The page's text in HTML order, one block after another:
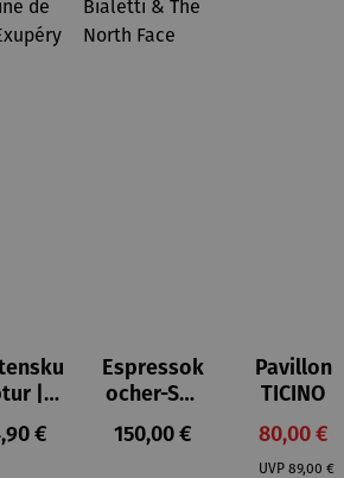
|
Preis:
€
Espressok
ocher-Set
7-tlg. |
Limited
Regulärer Preis:
150,00 €
Pavillon
TICINO
80,00 €
UVP 89,00 €